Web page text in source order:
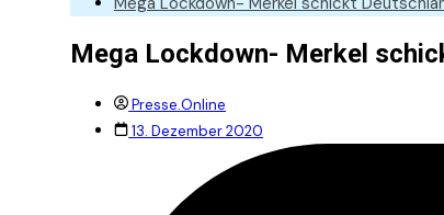
Mega Lockdown- Merkel
Presse.Online
13. Dezember 2020